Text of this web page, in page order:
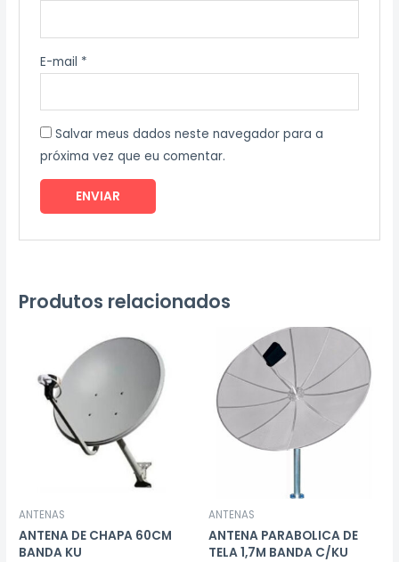
E-mail *
Salvar meus dados neste navegador para a
próxima vez que eu comentar.
Produtos relacionados
ANTENAS
ANTENA DE CHAPA 60CM
BANDA KU
ANTENAS
ANTENA PARABOLICA DE
TELA 1,7M BANDA C/KU